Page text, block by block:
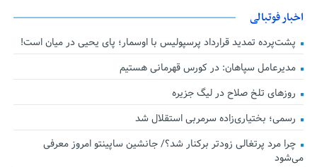
اخبار فوتبالی
پشت‌پرده تمدید قرارداد پرسپولیس با اوسمار؛ پای یحیی در میان است!
مدیرعامل سپاهان: در کورس قهرمانی هستیم
روزهای تلخ صلاح در لیگ جزیره
رسمی؛ بختیاری‌زاده سرمربی استقلال شد
چرا مرد پرتغالی زودتر برکنار شد؟/ جانشین ساپینتو امروز معرفی
می‌شود